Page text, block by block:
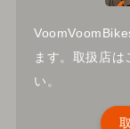
ます。取扱店
い。